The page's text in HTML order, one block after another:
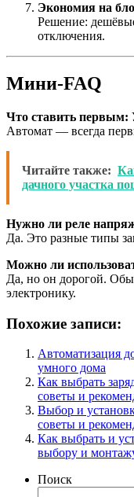
Экономия на
Решение:
отключения.
Мини-FAQ
Что ставить первым:
Автомат — всегда
Читайте также:
дачного участка
Нужно ли реле
Да. Это разные типы
Можно ли
Да, но он дорогой.
электронику.
Похожие записи:
Автоматизация
умного дома
Как выбрать
советы и
Выбор и
советы и
Как выбрать и
выбору и
Поиск